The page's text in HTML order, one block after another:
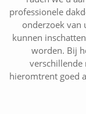
professionele
onderzoek van
kunnen
worden. Bij
verschillende
hieromtrent goed